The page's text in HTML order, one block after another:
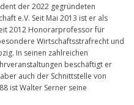
der 2022 gegründeten
e.V. Seit Mai 2013 ist er als
2012 Honorarprofessor für
Wirtschaftsstrafrecht und
In seinen zahlreichen
beschäftigt er
auch der Schnittstelle von
ist Walter Serner seine